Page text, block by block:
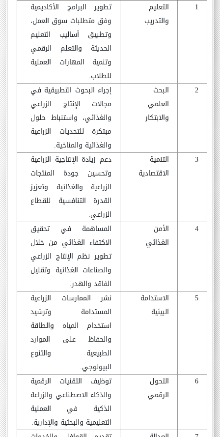
1
التعليم
والتدريب
تطوير البرامج الأكاديمية
وفق متطلبات سوق العمل،
وتطبيق أساليب التعليم
الحديثة والتعلم الرقمي
وتنمية المهارات العملية
للطلاب.
2
البحث
العلمي
والابتكار
إجراء البحوث التطبيقية في
مجالات الإنتاج الزراعي
والغذائي، واستنباط حلول
مبتكرة للتحديات الزراعية
والغذائية والمناخية.
3
التنمية
الاقتصادية
دعم زيادة الإنتاجية الزراعية
وتحسين جودة المنتجات
الزراعية والغذائية وتعزيز
القدرة التنافسية للقطاع
الزراعي.
4
الأمن
الغذائي
المساهمة في تحقيق
الاكتفاء الغذائي من خلال
تطوير نظم الإنتاج الزراعي
والصناعات الغذائية وتقليل
الفاقد والهدر.
5
الاستدامة
البيئية
نشر الممارسات الزراعية
المستدامة وترشيد
استخدام المياه والطاقة
والحفاظ على الموارد
الطبيعية والتنوع
البيولوجي.
6
التحول
الرقمي
توظيف التقنيات الرقمية
والذكاء الاصطناعي والزراعة
الذكية في العملية
التعليمية والبحثية والإدارية.